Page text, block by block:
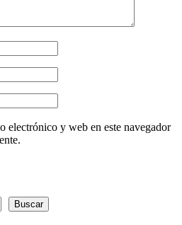
electrónico y web en este navegador
Buscar